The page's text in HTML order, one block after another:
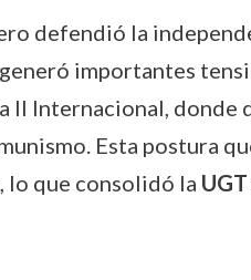
defendió la
importantes
II Internacional, donde
Esta postura
lo que consolidó la UGT